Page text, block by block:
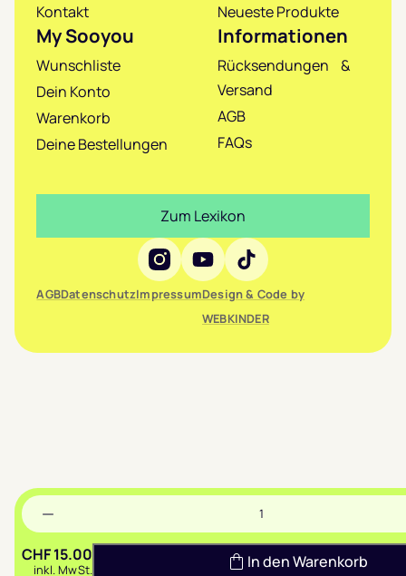
Header
Anzahl
verringern
CHF15.00
inkl. MwSt. In den Warenkorb
Kontakt
Neueste Produkte
My Sooyou
Wunschliste
Dein Konto
Warenkorb
Deine Bestellungen
Informationen
Rücksendungen &
Versand
AGB
FAQs
Social Media
AGBDatenschutzImpressumDesign & Code by
WEBKINDER
Zum Lexikon